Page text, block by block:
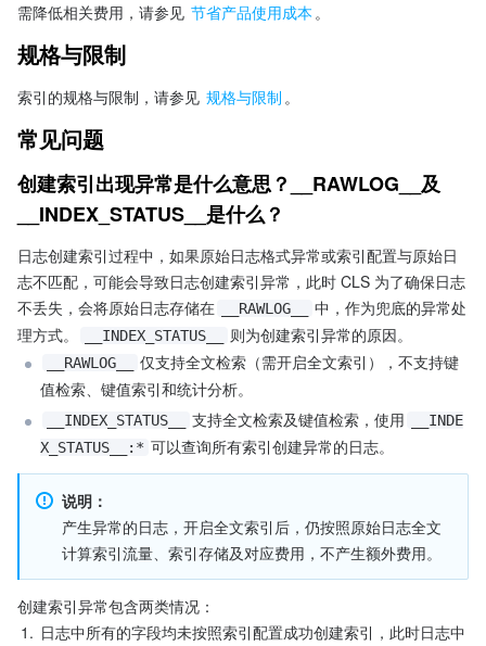
需降低相关费用，请参见 节省产品使用成本 。
规格与限制
索引的规格与限制，请参见 规格与限制 。
常见问题
创建索引出现异常是什么意思？__RAWLOG__及
__INDEX_STATUS__是什么？
日志创建索引过程中，如果原始日志格式异常或索引配置与原始日
志不匹配，可能会导致日志创建索引异常 ，此时 CLS 为了确保日志
不丢失，会将原始日志存储在
__RAWLOG__
中，作为兜底的异常处
理方式。
__INDEX_STATUS__ 则为创建索引异常的原因。
__RAWLOG__
仅支持全文检索（需开启全文索引），不支持键
值检索、键值索引和统计分析。
__INDEX_STATUS__ 支持全文检索及键值检索，使用
__INDE
X_STATUS__:* 可以查询所有索引创建异常的日志。
说明：
产生异常的日志，开启全文索引后，仍按照原始日志全文
计算索引流量、索引存储及对应费用，不产生额外费用。
创建索引异常包含两类情况：
1. 日志中所有的字段均未按照索引配置成功创建索引，此时日志中